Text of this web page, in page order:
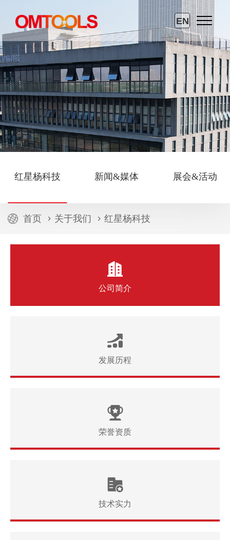
EN
红星杨科技 新闻&媒体 展会&活动
首页 关于我们 红星杨科技
公司简介
发展历程
荣誉资质
技术实力